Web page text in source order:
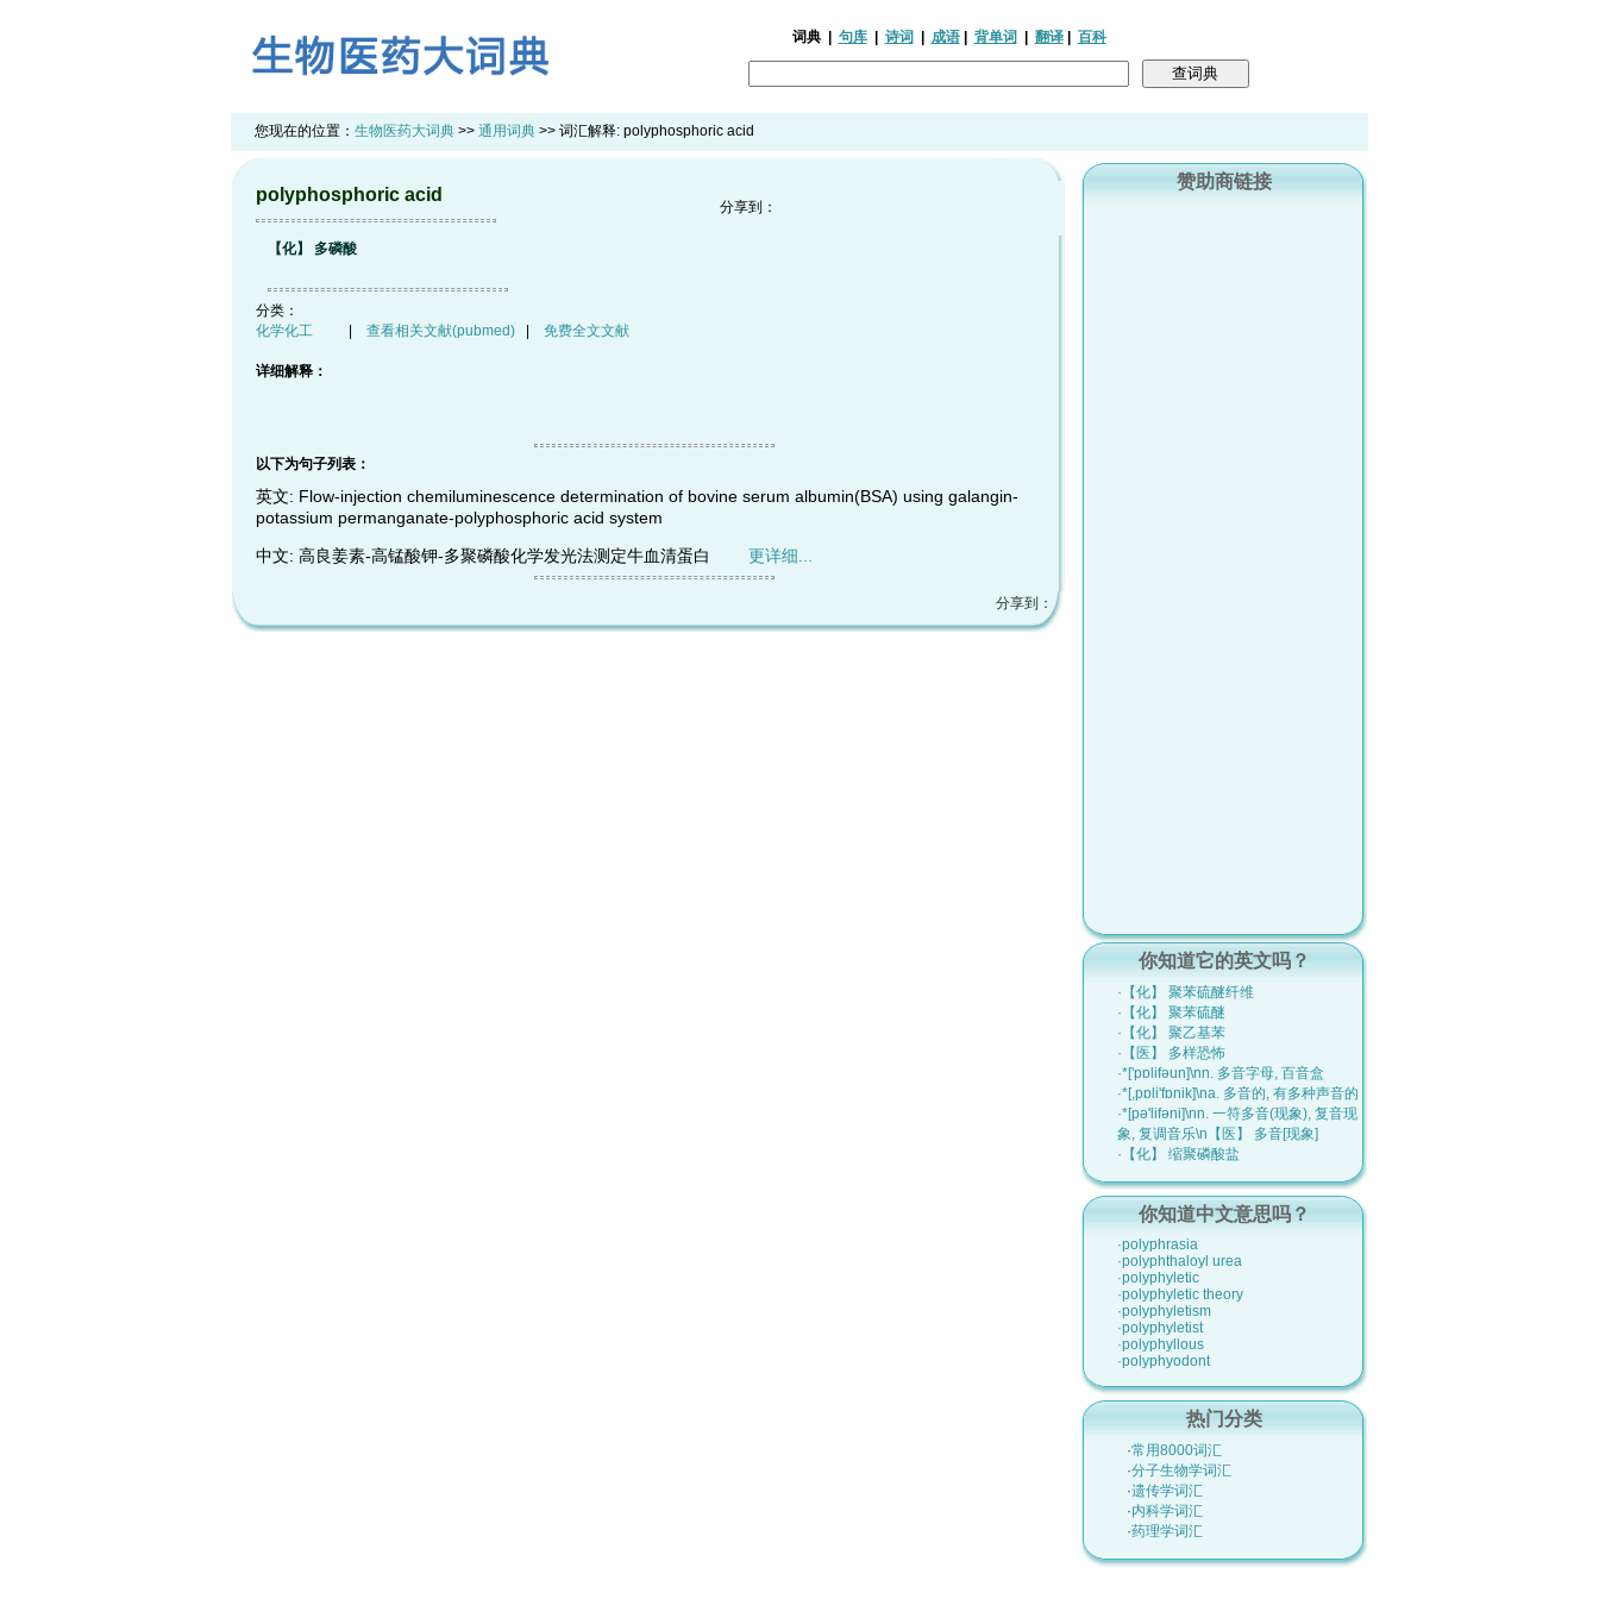
词典| 句库| 诗词 成语| 背单词 翻译| 百科
您现在的位置： 生物医药大词典 >> 通用词典 >> 词汇解释: polyphosphoric acid
polyphosphoric acid
分享到：
【化】 多磷酸
分类：
化学化工
查看相关文献(pubmed) 免费全文文献
详细解释：
以下为句子列表：
英文: Flow-injection chemiluminescence determination of bovine serum albumin(BSA) using galangin-
potassium permanganate-polyphosphoric acid system
中文: 高良姜素-高锰酸钾-多聚磷酸化学发光法测定牛血清蛋白
更详细...
分享到：
赞助商链接
你知道它的英文吗？
·【化】 聚苯硫醚纤维
·【化】 聚苯硫醚
·【化】 聚乙基苯
·【医】 多样恐怖
·*['pɒlifәun]\nn. 多音字母, 百音盒
·*[,pɒli'fɒnik]\na. 多音的, 有多种声音的
·*[pә'lifәni]\nn. 一符多音(现象), 复音现
象, 复调音乐\n【医】 多音[现象]
·【化】 缩聚磷酸盐
你知道中文意思吗？
·polyphrasia
·polyphthaloyl urea
·polyphyletic
·polyphyletic theory
·polyphyletism
·polyphyletist
·polyphyllous
·polyphyodont
热门分类
·常用8000词汇
·分子生物学词汇
·遗传学词汇
·内科学词汇
·药理学词汇